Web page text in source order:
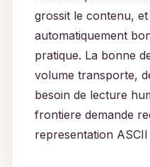
grossit le contenu,
automatiquement
pratique. La bonne
volume transporte,
besoin de lecture
frontiere demande
representation